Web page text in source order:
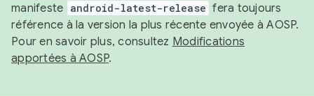
manifeste android-latest-release fera toujours
référence à la version la plus récente envoyée à AOSP.
Pour en savoir plus, consultez Modifications
apportées à AOSP.